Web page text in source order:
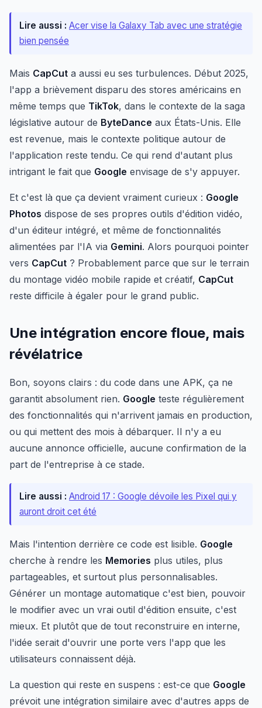
Lire aussi : Acer vise la Galaxy Tab avec une stratégie
bien pensée
Mais CapCut a aussi eu ses turbulences. Début 2025,
l'app a brièvement disparu des stores américains en
même temps que TikTok, dans le contexte de la saga
législative autour de ByteDance aux États-Unis. Elle
est revenue, mais le contexte politique autour de
l'application reste tendu. Ce qui rend d'autant plus
intrigant le fait que Google envisage de s'y appuyer.
Et c'est là que ça devient vraiment curieux : Google
Photos dispose de ses propres outils d'édition vidéo,
d'un éditeur intégré, et même de fonctionnalités
alimentées par l'IA via Gemini. Alors pourquoi pointer
vers CapCut ? Probablement parce que sur le terrain
du montage vidéo mobile rapide et créatif, CapCut
reste difficile à égaler pour le grand public.
Une intégration encore floue, mais
révélatrice
Bon, soyons clairs : du code dans une APK, ça ne
garantit absolument rien. Google teste régulièrement
des fonctionnalités qui n'arrivent jamais en production,
ou qui mettent des mois à débarquer. Il n'y a eu
aucune annonce officielle, aucune confirmation de la
part de l'entreprise à ce stade.
Lire aussi : Android 17 : Google dévoile les Pixel qui y
auront droit cet été
Mais l'intention derrière ce code est lisible. Google
cherche à rendre les Memories plus utiles, plus
partageables, et surtout plus personnalisables.
Générer un montage automatique c'est bien, pouvoir
le modifier avec un vrai outil d'édition ensuite, c'est
mieux. Et plutôt que de tout reconstruire en interne,
l'idée serait d'ouvrir une porte vers l'app que les
utilisateurs connaissent déjà.
La question qui reste en suspens : est-ce que Google
prévoit une intégration similaire avec d'autres apps de